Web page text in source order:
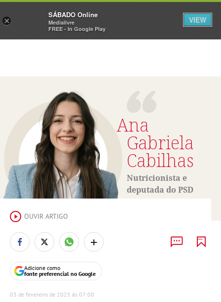
Sábado Assine Iniciar Sessão
Ana
Gabriela
Cabilhas
Nutricionista e
deputada do PSD
OUVIR ARTIGO
Adicione como
fonte preferencial no Google
+
03 de fevereiro de 2025 às 07:00
×
SÁBADO Online
Medialivre
FREE - In Google Play
VIEW